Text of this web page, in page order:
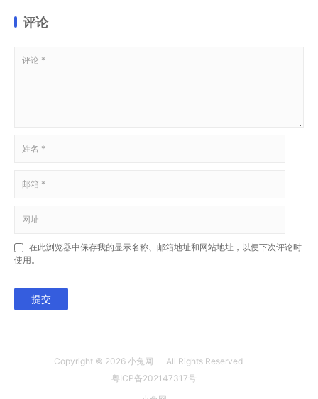
评论
在此浏览器中保存我的显示名称、邮箱地址和网站地址，以便下次评论时
使用。
提交
Copyright © 2026 小兔网
All Rights Reserved
粤ICP备202147317号